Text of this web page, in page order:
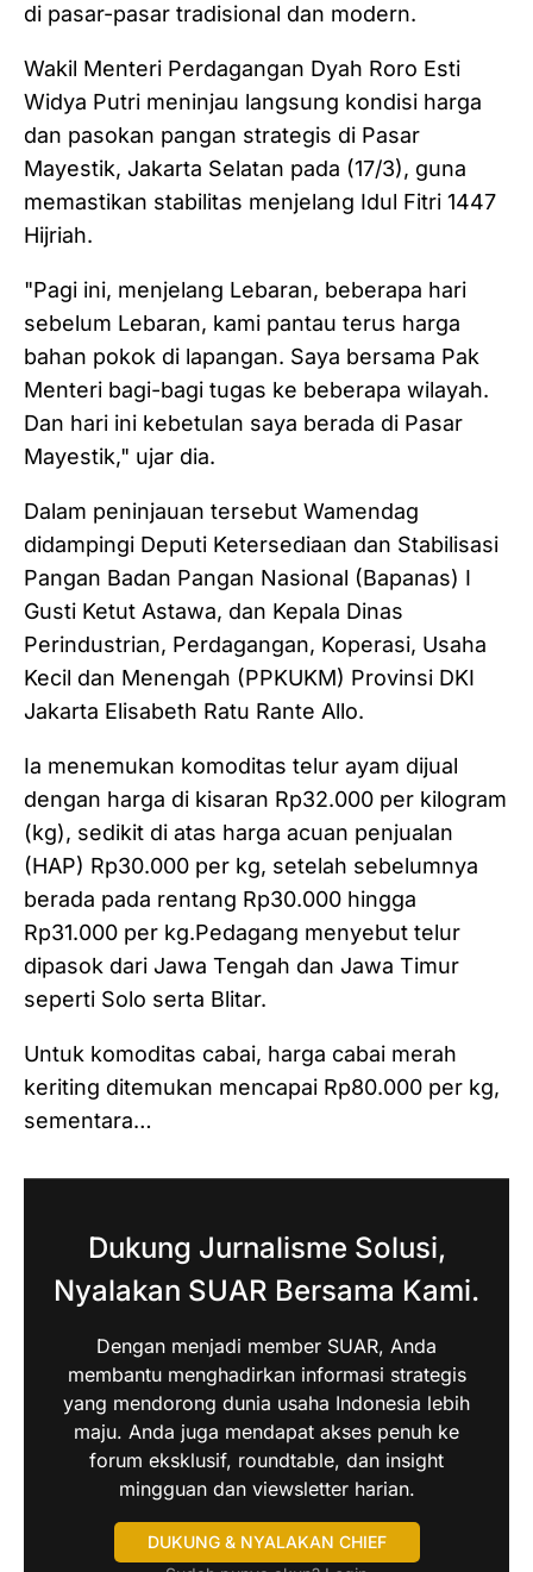
di pasar-pasar tradisional dan modern.
Wakil Menteri Perdagangan Dyah Roro Esti
Widya Putri meninjau langsung kondisi harga
dan pasokan pangan strategis di Pasar
Mayestik, Jakarta Selatan pada (17/3), guna
memastikan stabilitas menjelang Idul Fitri 1447
Hijriah.
"Pagi ini, menjelang Lebaran, beberapa hari
sebelum Lebaran, kami pantau terus harga
bahan pokok di lapangan. Saya bersama Pak
Menteri bagi-bagi tugas ke beberapa wilayah.
Dan hari ini kebetulan saya berada di Pasar
Mayestik," ujar dia.
Dalam peninjauan tersebut Wamendag
didampingi Deputi Ketersediaan dan Stabilisasi
Pangan Badan Pangan Nasional (Bapanas) I
Gusti Ketut Astawa, dan Kepala Dinas
Perindustrian, Perdagangan, Koperasi, Usaha
Kecil dan Menengah (PPKUKM) Provinsi DKI
Jakarta Elisabeth Ratu Rante Allo.
Ia menemukan komoditas telur ayam dijual
dengan harga di kisaran Rp32.000 per kilogram
(kg), sedikit di atas harga acuan penjualan
(HAP) Rp30.000 per kg, setelah sebelumnya
berada pada rentang Rp30.000 hingga
Rp31.000 per kg.Pedagang menyebut telur
dipasok dari Jawa Tengah dan Jawa Timur
seperti Solo serta Blitar.
Untuk komoditas cabai, harga cabai merah
keriting ditemukan mencapai Rp80.000 per kg,
sementara…
Dukung Jurnalisme Solusi,
Nyalakan SUAR Bersama Kami.
Dengan menjadi member SUAR, Anda
membantu menghadirkan informasi strategis
yang mendorong dunia usaha Indonesia lebih
maju. Anda juga mendapat akses penuh ke
forum eksklusif, roundtable, dan insight
mingguan dan viewsletter harian.
DUKUNG & NYALAKAN CHIEF